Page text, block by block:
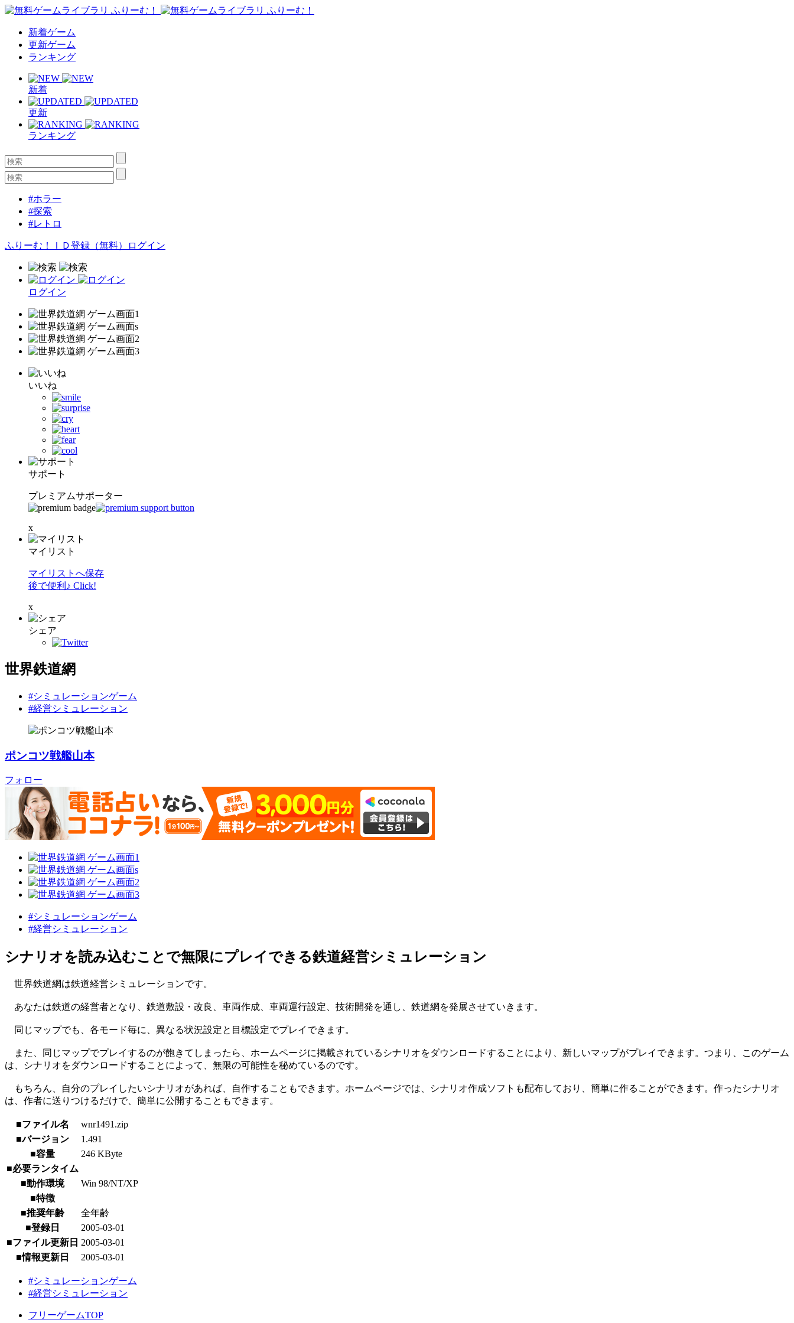
新着ゲーム
更新ゲーム
ランキング
新着
更新
ランキング
#ホラー
#探索
#レトロ
ふりーむ！ＩＤ登録（無料） ログイン
ログイン
いいね
サポート
プレミアムサポーター
x
マイリスト
マイリストへ保存
後で便利♪ Click!
x
シェア
世界鉄道網
#シミュレーションゲーム
#経営シミュレーション
ポンコツ戦艦山本
フォロー
#シミュレーションゲーム
#経営シミュレーション
シナリオを読み込むことで無限にプレイできる鉄道経営シミュレーション
世界鉄道網は鉄道経営シミュレーションです。
あなたは鉄道の経営者となり、鉄道敷設・改良、車両作成、車両運行設定、技術開発を通し、鉄道網を発展させていきます。
同じマップでも、各モード毎に、異なる状況設定と目標設定でプレイできます。
また、同じマップでプレイするのが飽きてしまったら、ホームページに掲載されているシナリオをダウンロードすることにより、新しいマップがプレイできます。つまり、このゲーム
は、シナリオをダウンロードすることによって、無限の可能性を秘めているのです。
もちろん、自分のプレイしたいシナリオがあれば、自作することもできます。ホームページでは、シナリオ作成ソフトも配布しており、簡単に作ることができます。作ったシナリオ
は、作者に送りつけるだけで、簡単に公開することもできます。
■ファイル名
wnr1491.zip
■バージョン
1.491
■容量
246 KByte
■必要ランタイム
■動作環境
Win 98/NT/XP
■特徴
■推奨年齢
全年齢
■登録日
2005-03-01
■ファイル更新日 2005-03-01
■情報更新日
2005-03-01
#シミュレーションゲーム
#経営シミュレーション
フリーゲームTOP